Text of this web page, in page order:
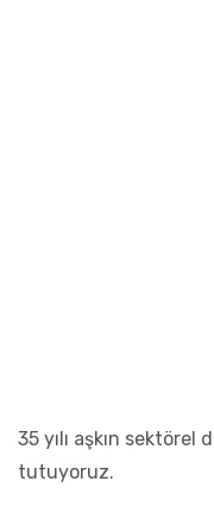
35 yılı aşkın
tutuyoruz.